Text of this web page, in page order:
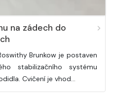
na zádech do
Brunkow je postaven
stabilizačního systému
Cvičení je vhod…